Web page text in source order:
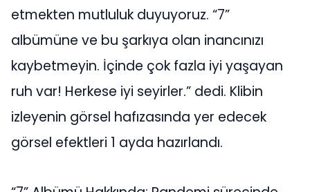
etmekten mutluluk duyuyoruz. “7”
albümüne ve bu şarkıya olan inancınızı
kaybetmeyin. İçinde çok fazla iyi yaşayan
ruh var! Herkese iyi seyirler.” dedi. Klibin
izleyenin görsel hafızasında yer edecek
görsel efektleri 1 ayda hazırlandı.